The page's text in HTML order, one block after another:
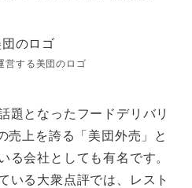
営する美団のロゴ
題となったフードデリバリ
売上を誇る「美団外売」と
る会社としても有名です。
いる大衆点評では、レスト